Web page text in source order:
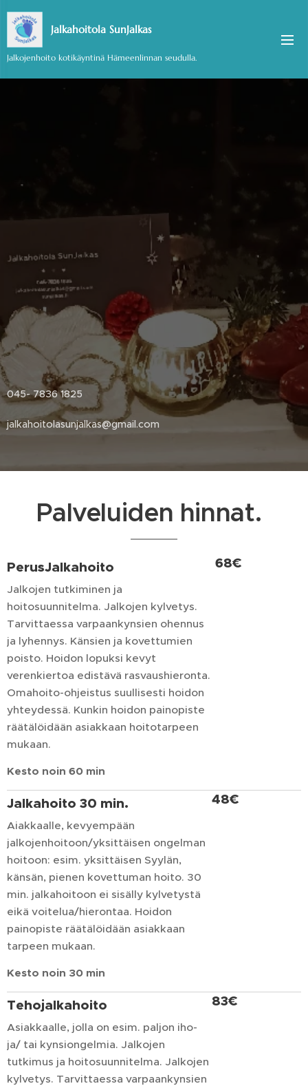
Jalkahoitola SunJalkas
Jalkojenhoito kotikäyntinä Hämeenlinnan seudulla.
045- 7836 1825
jalkahoitolasunjalkas@gmail.com
Palveluiden hinnat.
PerusJalkahoito
Jalkojen tutkiminen ja
hoitosuunnitelma. Jalkojen kylvetys.
Tarvittaessa varpaankynsien ohennus
ja lyhennys. Känsien ja kovettumien
poisto. Hoidon lopuksi kevyt
verenkiertoa edistävä rasvaushieronta.
Omahoito-ohjeistus suullisesti hoidon
yhteydessä. Kunkin hoidon painopiste
räätälöidään asiakkaan hoitotarpeen
mukaan.
Kesto noin 60 min
68€
Jalkahoito 30 min.
Aiakkaalle, kevyempään
jalkojenhoitoon/yksittäisen ongelman
hoitoon: esim. yksittäisen Syylän,
känsän, pienen kovettuman hoito. 30
min. jalkahoitoon ei sisälly kylvetystä
eikä voitelua/hierontaa. Hoidon
painopiste räätälöidään asiakkaan
tarpeen mukaan.
Kesto noin 30 min
48€
Tehojalkahoito
Asiakkaalle, jolla on esim. paljon iho-
ja/ tai kynsiongelmia. Jalkojen
tutkimus ja hoitosuunnitelma. Jalkojen
kylvetys. Tarvittaessa varpaankynsien
83€